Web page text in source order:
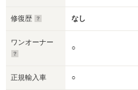
修復歴 なし
ワンオーナー
○
正規輸入車 ○